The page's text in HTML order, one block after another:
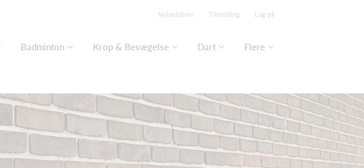
Nyhedsbrev Tilmelding Log på
Badminton Krop & Bevægelse Dart Flere